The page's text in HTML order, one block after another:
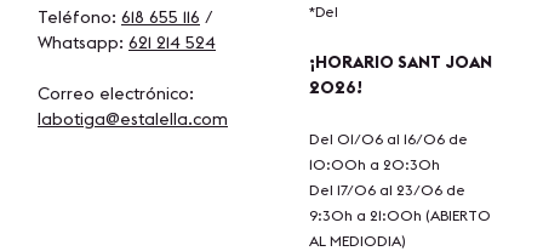
Teléfono: 618 655 116 /
Whatsapp: 621 214 524
Correo electrónico:
labotiga@estalella.com
*Del
¡HORARIO SANT JOAN
2026!
Del 01/06 al 16/06 de
10:00h a 20:30h
Del 17/06 al 23/06 de
9:30h a 21:00h (ABIERTO
AL MEDIODIA)